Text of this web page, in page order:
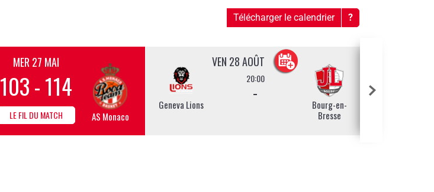
?
Télécharger le calendrier
MER 27 MAI
103 - 114
LE FIL DU MATCH AS Monaco
VEN 28 AOÛT
Geneva Lions
20:00
-
Bourg-en-
Bresse